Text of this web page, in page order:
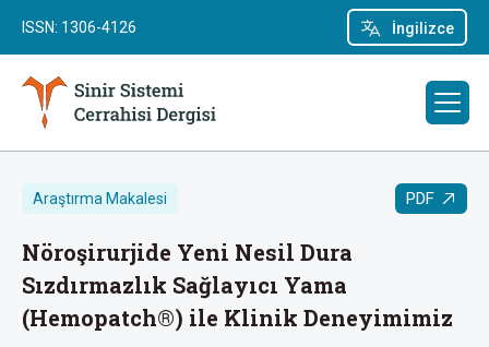
İngilizce
ISSN: 1306-4126
Araştırma Makalesi PDF
Nöroşirurjide Yeni Nesil Dura
Sızdırmazlık Sağlayıcı Yama
(Hemopatch®) ile Klinik Deneyimimiz